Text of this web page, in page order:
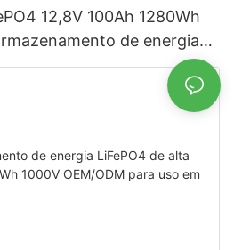
12,8V 100Ah 1280Wh
de energia
residenciais.